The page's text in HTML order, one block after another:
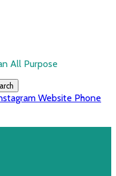
All Purpose
Website Phone